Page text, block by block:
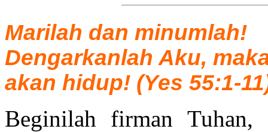
Marilah dan minumlah!
Dengarkanlah Aku,
akan hidup! (Yes 55:1-
Beginilah firman Tuhan,